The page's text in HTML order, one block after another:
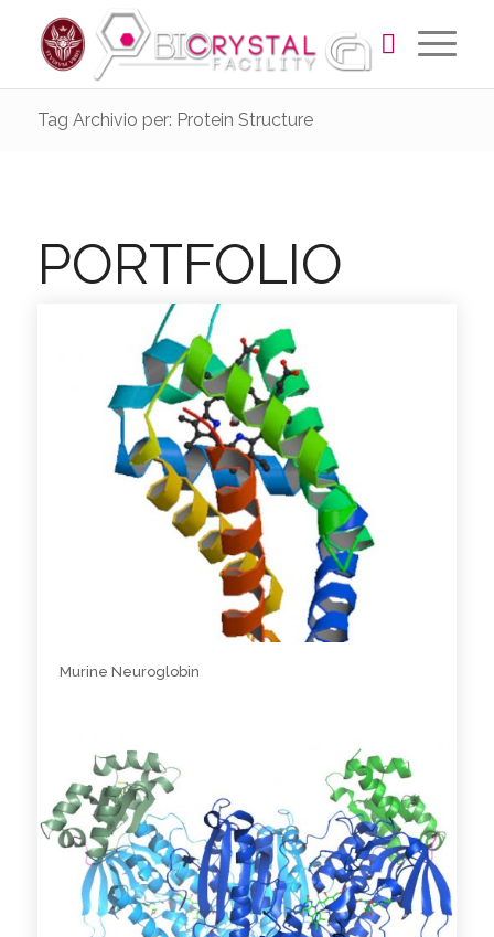
Tag Archivio per: Protein Structure
PORTFOLIO
Murine Neuroglobin